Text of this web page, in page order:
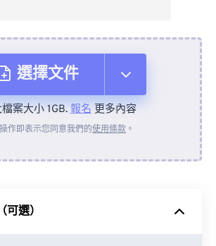
選擇文件
來自裝置
來自 Google 雲端硬碟
案大小 1GB.報名更多內容
作即表示您同意我們的使用條款 。
選）